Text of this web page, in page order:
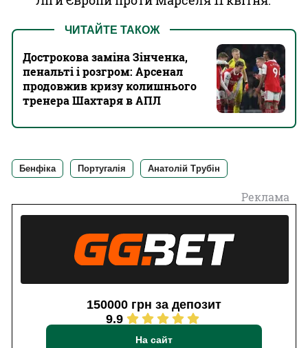
ЧИТАЙТЕ ТАКОЖ
Дострокова заміна Зінченка,
пенальті і розгром: Арсенал
продовжив кризу колишнього
тренера Шахтаря в АПЛ
Бенфіка Португалія Анатолій Трубін
Реклама
150000 грн за депозит
9.9
На сайт